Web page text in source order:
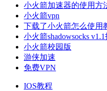
小火箭加速器的使用方
小火箭vpn
下载了小火箭怎么使用
小火箭shadowsocks
小火箭校园版
游侠加速
免费VPN
IOS教程